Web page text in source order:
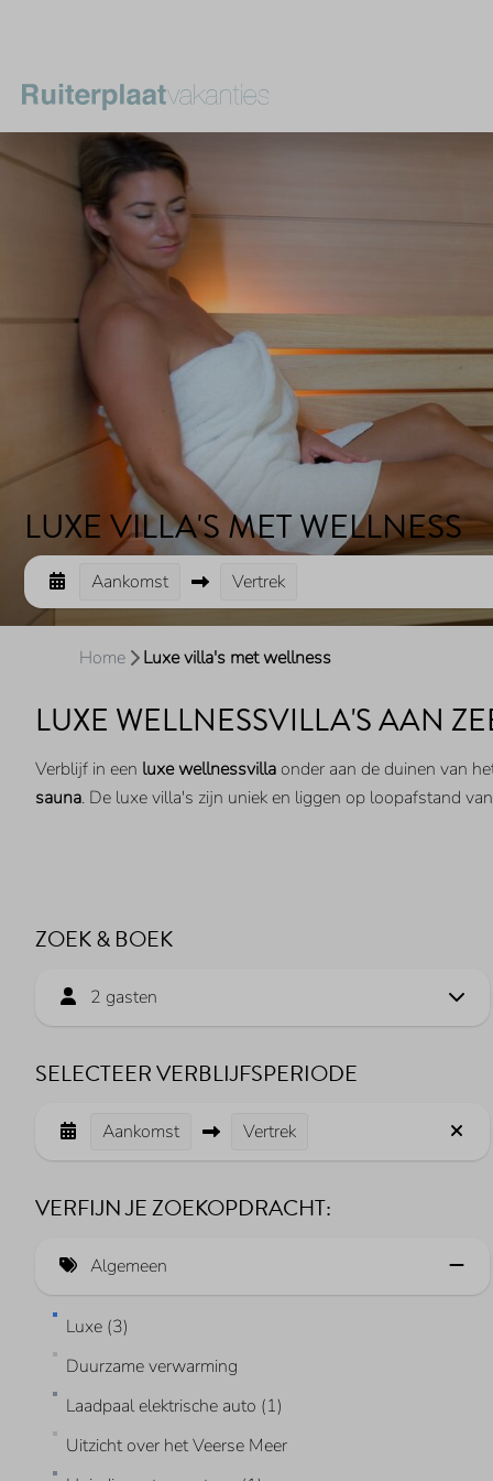
LUXE VILLA'S MET WELLNESS
Aankomst Vertrek
Home Luxe villa's met wellness
LUXE WELLNESSVILLA'S AAN
Verblijf in een luxe wellnessvilla onder aan de duinen van
sauna. De luxe villa's zijn uniek en liggen op loopafstand
ZOEK & BOEK
2 gasten
SELECTEER VERBLIJFSPERIODE
Aankomst Vertrek
VERFIJN JE ZOEKOPDRACHT:
Algemeen
Luxe (3)
Duurzame verwarming
Laadpaal elektrische auto (1)
Uitzicht over het Veerse Meer